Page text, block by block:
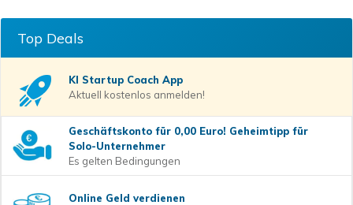
Top Deals
KI Startup Coach App
Aktuell kostenlos anmelden!
Geschäftskonto für 0,00 Euro! Geheimtipp für
Solo-Unternehmer
Es gelten Bedingungen
Online Geld verdienen